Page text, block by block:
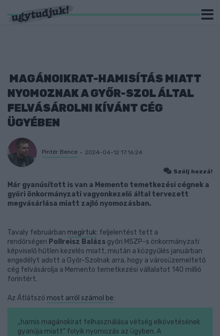
MAGÁNOIKRAT-HAMISÍTÁS MIATT
NYOMOZNAK A GYŐR-SZOL ÁLTAL
FELVÁSÁROLNI KÍVÁNT CÉG
ÜGYÉBEN
Pintér Bence 2024-04-12 17:16:24
Szólj hozzá!
Már gyanúsított is van a Memento temetkezési cégnek a
győri önkormányzati vagyonkezelő által tervezett
megvásárlása miatt zajló nyomozásban.
Tavaly februárban megírtuk: feljelentést tett a
rendőrségen Pollreisz Balázs győri MSZP-s önkormányzati
képviselő hűtlen kezelés miatt, miután a közgyűlés januárban
engedélyt adott a Győr-Szolnak arra, hogy a városüzemeltető
cég felvásárolja a Memento temetkezési vállalatot 140 millió
forintért.
Az Átlátszó most arról számol be:
„hamis magánokirat felhasználása vétség elkövetésének
gyanúja miatt” folyik nyomozás az ügyben. A